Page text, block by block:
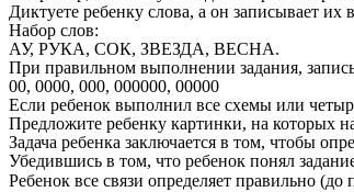
Диктуете ребенку слова, а он записывает их
Набор слов:
АУ, РУКА, СОК, ЗВЕЗДА, ВЕСНА.
При правильном выполнении задания,
00, 0000, 000, 000000, 00000
Если ребенок выполнил все схемы или
Предложите ребенку картинки, на которых
Задача ребенка заключается в том, чтобы
Убедившись в том, что ребенок понял
Ребенок все связи определяет правильно (до